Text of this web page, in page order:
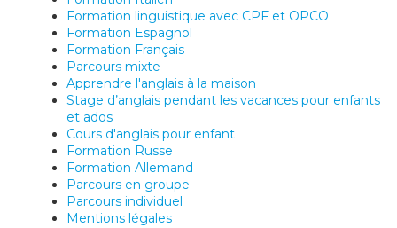
Formation linguistique avec CPF et OPCO
Formation Espagnol
Formation Français
Parcours mixte
Apprendre l'anglais à la maison
Stage d’anglais pendant les vacances pour enfants
et ados
Cours d'anglais pour enfant
Formation Russe
Formation Allemand
Parcours en groupe
Parcours individuel
Mentions légales